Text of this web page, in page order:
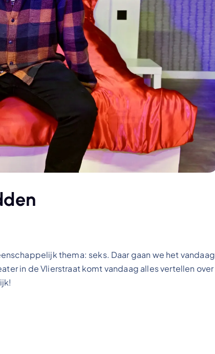
thema: seks. Daar gaan we het vandaag
in de Vlierstraat komt vandaag alles vertellen over